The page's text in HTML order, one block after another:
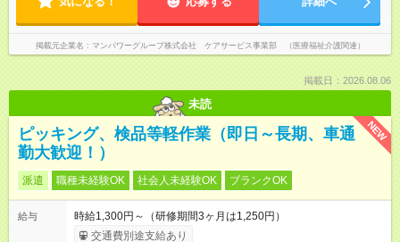
掲載元企業名 マンパワーグループ株式会社 ケアサービス事業部 （医療福祉介護関連）
掲載日：2026.08.06
未読
NEW
ピッキング、検品等軽作業（即日～長期、車通
勤大歓迎！）
派遣 職種未経験OK 社会人未経験OK ブランクOK
給与
時給1,300円～（研修期間3ヶ月は1,250円）
交通費別途支給あり